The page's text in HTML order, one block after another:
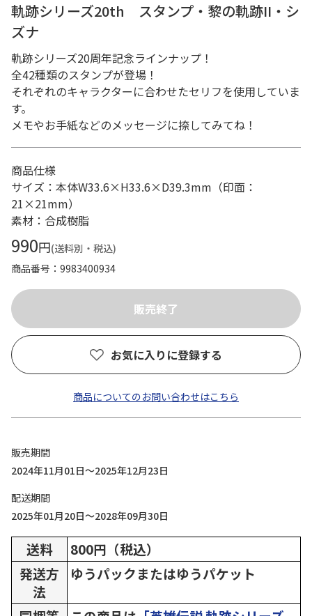
軌跡シリーズ20th スタンプ・黎の軌跡II・シ
ズナ
軌跡シリーズ20周年記念ラインナップ！
全42種類のスタンプが登場！
それぞれのキャラクターに合わせたセリフを使用していま
す。
メモやお手紙などのメッセージに捺してみてね！
商品仕様
サイズ：本体W33.6×H33.6×D39.3mm（印面：
21×21mm）
素材：合成樹脂
990円(送料別・税込)
商品番号
9983400934
お気に入りに登録する
商品についてのお問い合わせはこちら
販売期間
2024年11月01日～2025年12月23日
配送期間
2025年01月20日～2028年09月30日
送料
800円（税込）
発送方
法
ゆうパックまたはゆうパケット